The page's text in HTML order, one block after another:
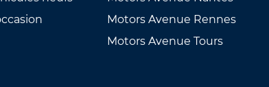
Motors Avenue Rennes
Motors Avenue Tours